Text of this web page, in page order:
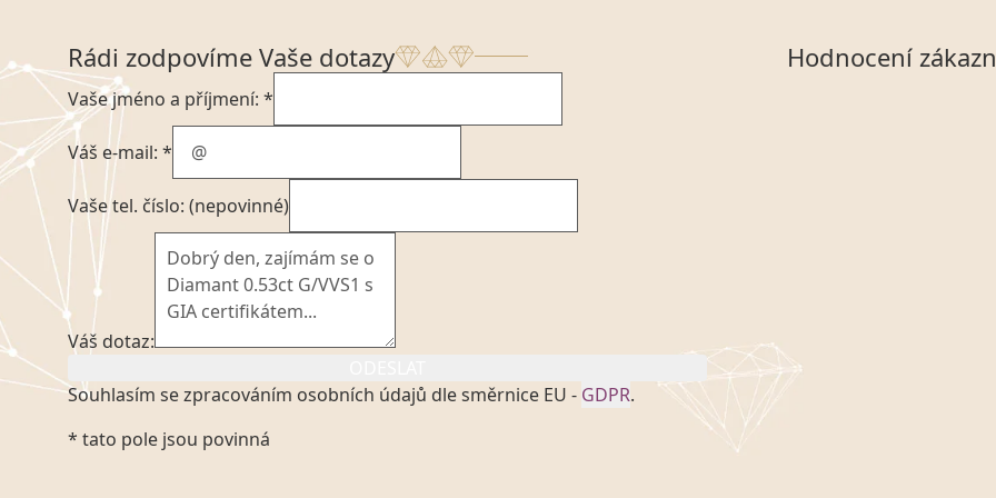
Rádi zodpovíme Vaše dotazy
Vaše jméno a příjmení: *
Váš e-mail: *
Vaše tel. číslo: (nepovinné)
Váš dotaz:
Souhlasím se zpracováním osobních údajů dle směrnice EU - GDPR.
Kliknutím na výše uvedený odkaz, v souladu se zákonem č. 101/2000 Sb. v
platném znění výslovně souhlasím se zpracováním a uchováním veškerých
* tato pole jsou povinná
Hodnocení